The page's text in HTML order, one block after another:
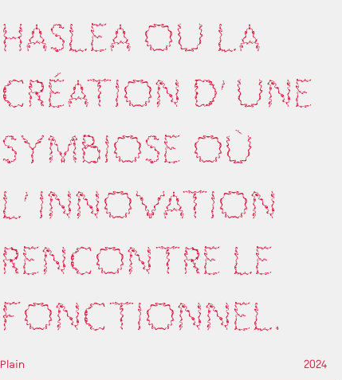
HASLEA OU LA
CRÉATION D'UNE
SYMBIOSE OÙ
L'INNOVATION
RENCONTRE LE
FONCTIONNEL.
Plain 2024